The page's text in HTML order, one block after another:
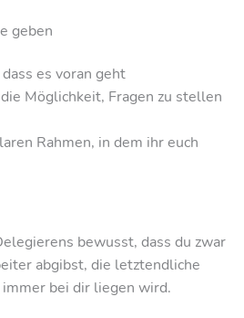
geben
es voran geht
Möglichkeit, Fragen zu stellen
Rahmen, in dem ihr euch
bewusst, dass du zwar
abgibst, die letztendliche
bei dir liegen wird.